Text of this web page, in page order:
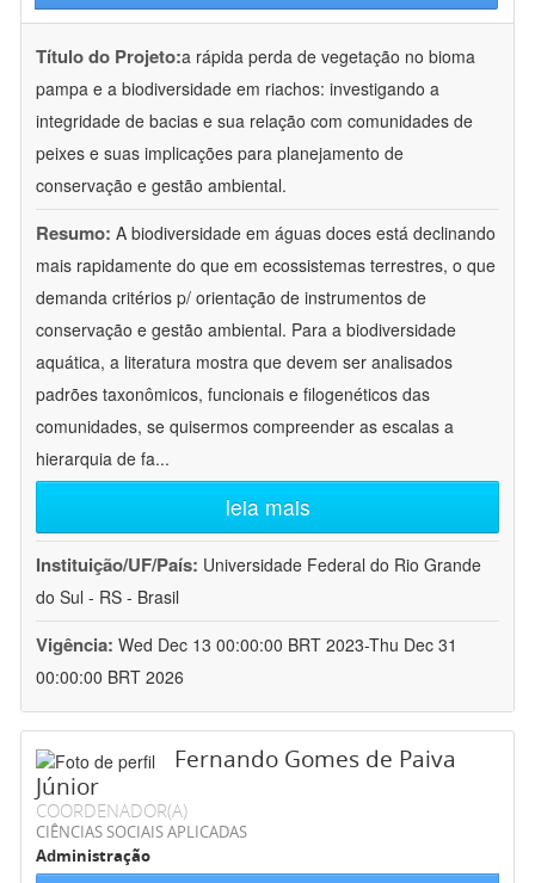
Título do Projeto:a rápida perda de vegetação no bioma
pampa e a biodiversidade em riachos: investigando a
integridade de bacias e sua relação com comunidades de
peixes e suas implicações para planejamento de
conservação e gestão ambiental.
Resumo: A biodiversidade em águas doces está declinando
mais rapidamente do que em ecossistemas terrestres, o que
demanda critérios p/ orientação de instrumentos de
conservação e gestão ambiental. Para a biodiversidade
aquática, a literatura mostra que devem ser analisados
padrões taxonômicos, funcionais e filogenéticos das
comunidades, se quisermos compreender as escalas a
hierarquia de fa...
leia mais
Instituição/UF/País: Universidade Federal do Rio Grande
do Sul - RS - Brasil
Vigência: Wed Dec 13 00:00:00 BRT 2023-Thu Dec 31
00:00:00 BRT 2026
Fernando Gomes de Paiva
Júnior
COORDENADOR(A)
CIÊNCIAS SOCIAIS APLICADAS
Administração